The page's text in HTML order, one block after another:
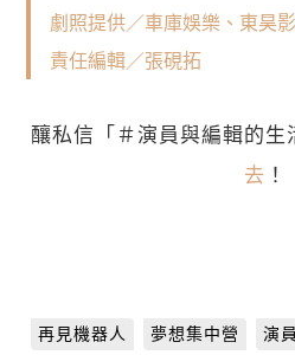
劇照提供／車庫娛樂、東昊
責任編輯／張硯拓
釀私信「＃演員與編輯的生
去 ！
再見機器人 夢想集中營 演